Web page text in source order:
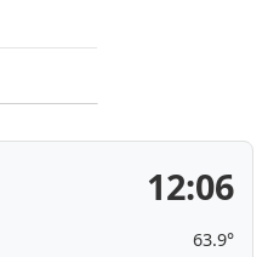
12:06
63.9°